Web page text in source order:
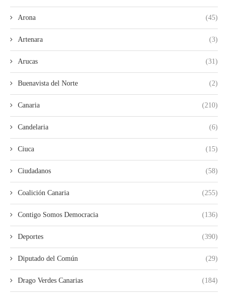
Arona (45)
Artenara (3)
Arucas (31)
Buenavista del Norte (2)
Canaria (210)
Candelaria (6)
Ciuca (15)
Ciudadanos (58)
Coalición Canaria (255)
Contigo Somos Democracia (136)
Deportes (390)
Diputado del Común (29)
Drago Verdes Canarias (184)